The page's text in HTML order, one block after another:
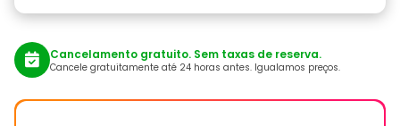
Cancelamento gratuito. Sem taxas de reserva.
Cancele gratuitamente até 24 horas antes. Igualamos preços.